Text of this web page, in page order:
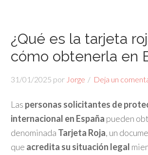
¿Qué es la tarjeta
cómo obtenerla en
31/01/2025 por Jorge Deja un
Las personas solicitantes de
internacional en España pueden
denominada Tarjeta Roja, un
que acredita su situación legal